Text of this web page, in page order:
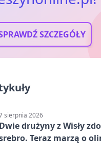
SZCZEGÓŁY
sierpnia 2026
Dwie drużyny z Wisły
Teraz marzą o